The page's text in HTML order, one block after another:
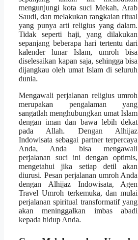
mengunjungi kota suci Mekah, Arab
Saudi, dan melakukan rangkaian ritual
yang punya arti religius yang dalam.
Tidak seperti haji, yang dilakukan
sepanjang beberapa hari tertentu dari
kalender lunar Islam, umroh bisa
diselesaikan kapan saja, sehingga bisa
dijangkau oleh umat Islam di seluruh
dunia.
Mengawali perjalanan religius umroh
merupakan pengalaman yang
sangatlah menghubungkan umat Islam
dengan iman dan bawa lebih dekat
pada Allah. Dengan Alhijaz
Indowisata sebagai partner terpercaya
Anda, Anda bisa mengawali
perjalanan suci ini dengan optimis,
mengetahui jika setiap detil akan
diurusi. Pesan perjalanan umroh Anda
dengan Alhijaz Indowisata, Agen
Travel Umroh terkemuka, dan mulai
perjalanan spiritual transformatif yang
akan meninggalkan imbas abadi
kepada hidup Anda.